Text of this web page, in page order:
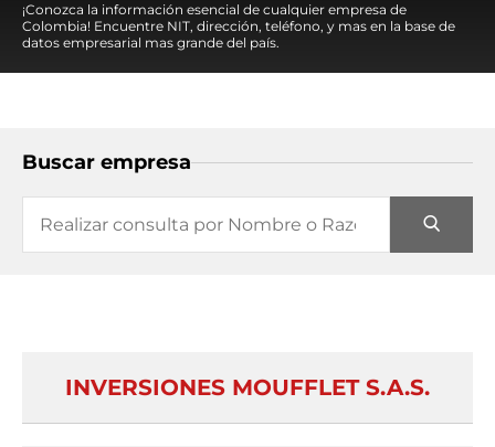
¡Conozca la información esencial de cualquier empresa de
Colombia! Encuentre NIT, dirección, teléfono, y mas en la base de
datos empresarial mas grande del país.
Buscar empresa
INVERSIONES MOUFFLET S.A.S.